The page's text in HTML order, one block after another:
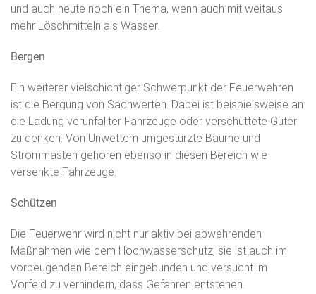
und auch heute noch ein Thema, wenn auch mit weitaus
mehr Löschmitteln als Wasser.
Bergen
Ein weiterer vielschichtiger Schwerpunkt der Feuerwehren
ist die Bergung von Sachwerten. Dabei ist beispielsweise an
die Ladung verunfallter Fahrzeuge oder verschüttete Güter
zu denken. Von Unwettern umgestürzte Bäume und
Strommasten gehören ebenso in diesen Bereich wie
versenkte Fahrzeuge.
Schützen
Die Feuerwehr wird nicht nur aktiv bei abwehrenden
Maßnahmen wie dem Hochwasserschutz, sie ist auch im
vorbeugenden Bereich eingebunden und versucht im
Vorfeld zu verhindern, dass Gefahren entstehen.